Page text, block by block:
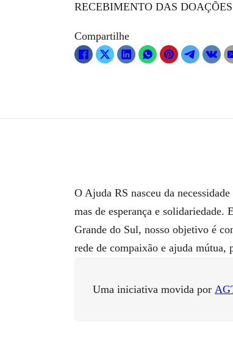
RECEBIMENTO DAS DOAÇÕES
Compartilhe
O Ajuda RS nasceu da
mas de esperança e solidariedade.
Grande do Sul, nosso objetivo é
rede de compaixão e ajuda mútua,
Uma iniciativa movida por